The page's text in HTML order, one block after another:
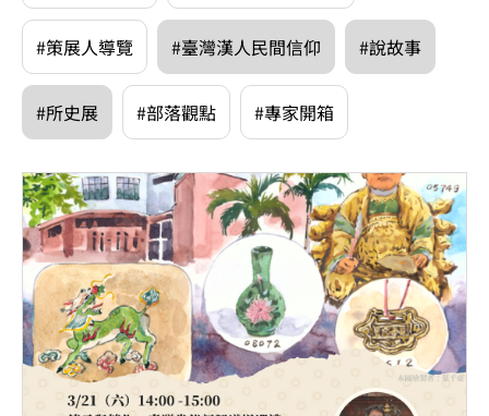
#策展人導覽 #臺灣漢人民間信仰 #說故事
#所史展 #部落觀點 #專家開箱